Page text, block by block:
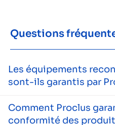
Questions
Les équipements
sont-ils garantis par
Comment Proclus
conformité des